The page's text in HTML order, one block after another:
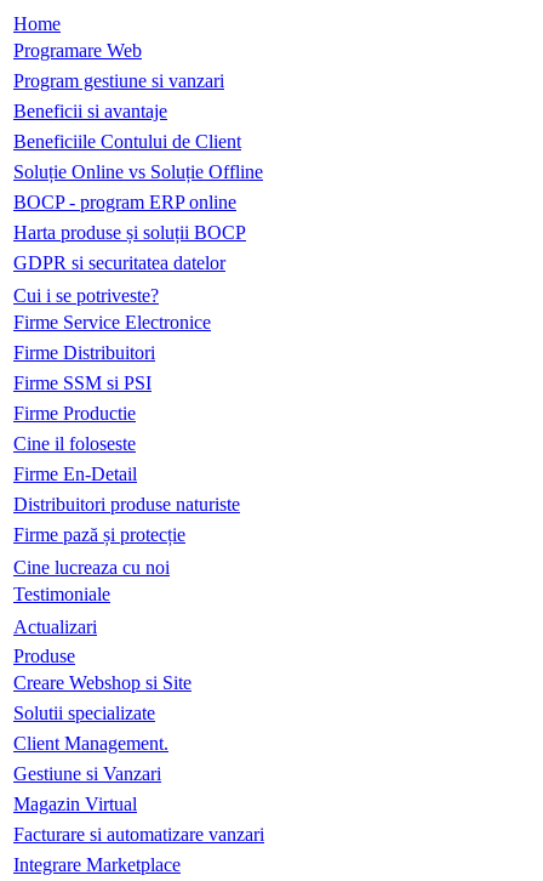
Home
Programare Web
Program gestiune si vanzari
Beneficii si avantaje
Beneficiile Contului de Client
Soluție Online vs Soluție Offline
BOCP - program ERP online
Harta produse și soluții BOCP
GDPR si securitatea datelor
Cui i se potriveste?
Firme Service Electronice
Firme Distribuitori
Firme SSM si PSI
Firme Productie
Cine il foloseste
Firme En-Detail
Distribuitori produse naturiste
Firme pază și protecție
Cine lucreaza cu noi
Testimoniale
Actualizari
Produse
Creare Webshop si Site
Solutii specializate
Client Management.
Gestiune si Vanzari
Magazin Virtual
Facturare si automatizare vanzari
Integrare Marketplace